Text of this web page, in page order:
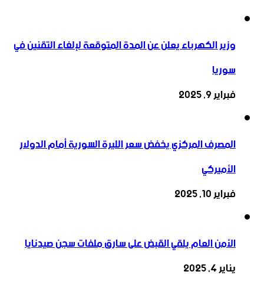
وزير الكهرباء يعلن عن المدة المتوقعة لإلغاء التقنين في
سوريا
فبراير 9, 2025
المصرف المركزي يخفض سعر الليرة السورية أمام الدولار
الأميركي
فبراير 10, 2025
الأمن العام يلقي القبض على سارق ملفات سجن صيدنايا
يناير 4, 2025